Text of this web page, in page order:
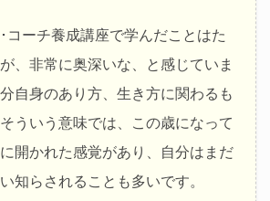
コーチ養成講座で学んだことはた
、非常に奥深いな、と感じていま
自身のあり方、生き方に関わるも
ういう意味では、この歳になって
開かれた感覚があり、自分はまだ
知らされることも多いです。